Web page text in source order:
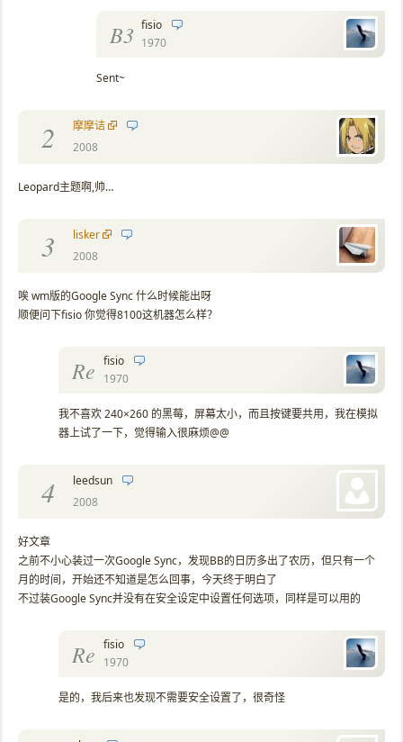
B3 fisio
1970
Sent~
2
摩摩诘
2008
Leopard主题啊,帅…
3
lisker
2008
唉 wm版的Google Sync 什么时候能出呀
顺便问下fisio 你觉得8100这机器怎么样？
Re fisio
1970
我不喜欢 240×260 的黑莓，屏幕太小，而且按键要共用，我在模拟
器上试了一下，觉得输入很麻烦@@
4
leedsun
2008
好文章
之前不小心装过一次Google Sync，发现BB的日历多出了农历，但只有一个
月的时间，开始还不知道是怎么回事，今天终于明白了
不过装Google Sync并没有在安全设定中设置任何选项，同样是可以用的
Re fisio
1970
是的，我后来也发现不需要安全设置了，很奇怪